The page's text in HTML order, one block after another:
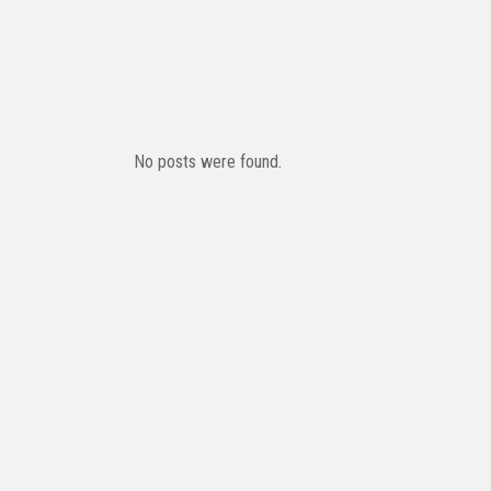
No posts were found.